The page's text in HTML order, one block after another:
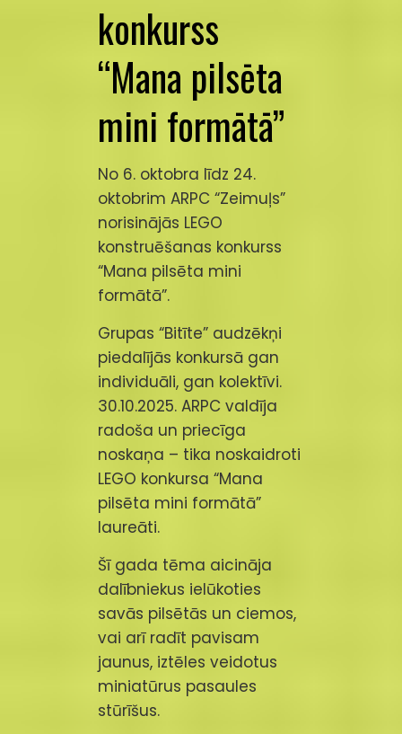
konkurss
“Mana pilsēta
mini formātā”
No 6. oktobra līdz 24.
oktobrim ARPC “Zeimuļs”
norisinājās LEGO
konstruēšanas konkurss
“Mana pilsēta mini
formātā”.
Grupas “Bitīte” audzēkņi
piedalījās konkursā gan
individuāli, gan kolektīvi.
30.10.2025. ARPC valdīja
radoša un priecīga
noskaņa – tika noskaidroti
LEGO konkursa “Mana
pilsēta mini formātā”
laureāti.
Šī gada tēma aicināja
dalībniekus ielūkoties
savās pilsētās un ciemos,
vai arī radīt pavisam
jaunus, iztēles veidotus
miniatūrus pasaules
stūrīšus.